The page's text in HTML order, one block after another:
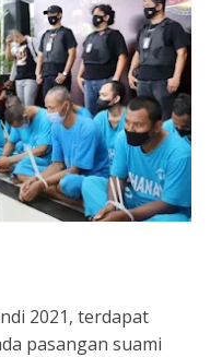
2021, terdapat
pasangan suami